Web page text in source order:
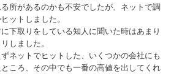
所があるのかも不安でしたが、ネットで調
ットしました。
下取りをしている知人に聞いた時はあまり
しました。
ネットでヒットした、いくつかの会社にも
ころ、その中でも一番の高値を出してくれ